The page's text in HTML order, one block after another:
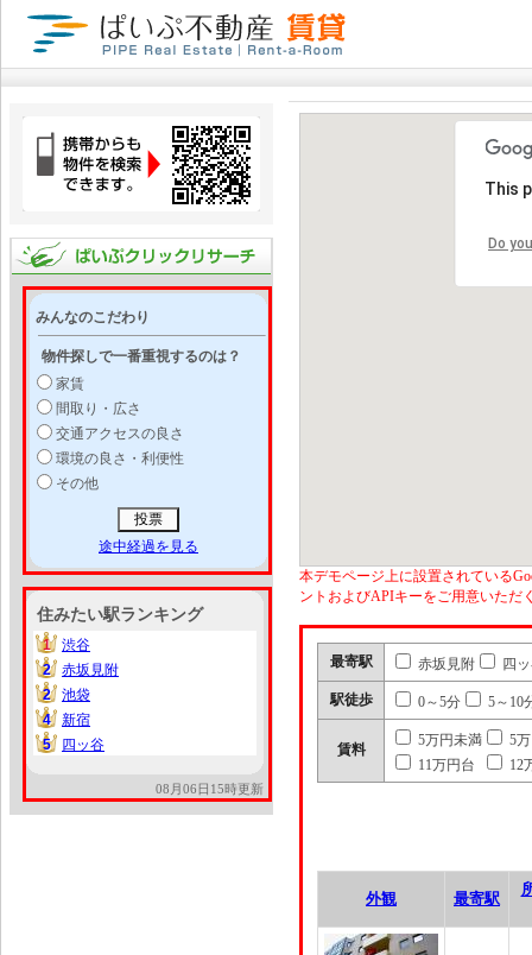
みんなのこだわり
物件探しで一番重視するのは？
家賃
間取り・広さ
交通アクセスの良さ
環境の良さ・利便性
その他
途中経過を見る
住みたい駅ランキング
1
1
渋谷
2
2
赤坂見附
2
2
池袋
4
4
新宿
5
5 四ッ谷
08月06日15時更新
This
Do
本デモページ上に設置されている
ントおよびAPIキーをご用意いただ
最寄駅 赤坂見附 四
駅徒歩 0～5分 5～10
賃料
5万円未満
5
11万円台
12
外観 最寄駅